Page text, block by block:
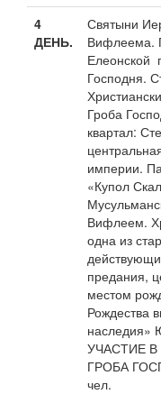
4
ДЕНЬ.
Святыни
Вифлеема.
Елеонской
Господня.
Гроба
квартал:
империи.
«Купол
Вифлеем.
одна из
предания,
местом
Рождества
наследия»
УЧАСТИЕ
ГРОБА
чел.